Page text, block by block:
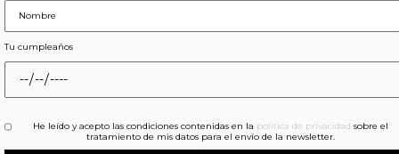
Tu cumpleaños
He leído y acepto las condiciones contenidas en la política de privacidad sobre el
tratamiento de mis datos para el envío de la newsletter.